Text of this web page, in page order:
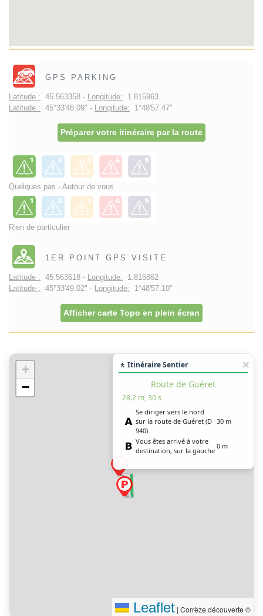
GPS PARKING
Latitude : 45.563358 - Longitude: 1.815963
Latitude : 45°33'48.09" - Longitude: 1°48'57.47"
Préparer votre itinéraire par la route
Quelques pas - Autour de vous
Rien de particulier
1ER POINT GPS VISITE
Latitude : 45.563618 - Longitude: 1.815862
Latitude : 45°33'49.02" - Longitude: 1°48'57.10"
Afficher carte Topo en plein écran
+
−
🚶 Itinéraire Sentier
Route de Guéret
28.2 m, 30 s
Se diriger vers le nord
sur la route de Guéret (D
940)
30 m
Vous êtes arrivé à votre
destination, sur la gauche
0 m
Leaflet | Corrèze découverte ©